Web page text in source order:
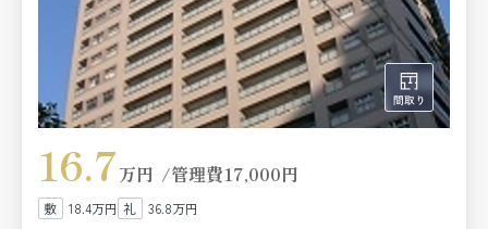
16.7万円 管理費17,000円
18.4万円 36.8万円